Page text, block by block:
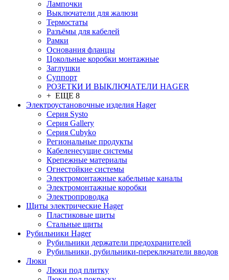
Лампочки
Выключатели для жалюзи
Термостаты
Разъёмы для кабелей
Рамки
Основания фланцы
Цокольные коробки монтажные
Заглушки
Суппорт
РОЗЕТКИ И ВЫКЛЮЧАТЕЛИ HAGER
+ ЕЩЕ 8
Электроустановочные изделия Hager
Серия Systo
Серия Gallery
Серия Cubyko
Региональные продукты
Кабеленесущие системы
Крепежные материалы
Огнестойкие системы
Электромонтажные кабельные каналы
Электромонтажные коробки
Электропроводка
Щиты электрические Hager
Пластиковые щиты
Стальные щиты
Рубильники Hager
Рубильники держатели предохранителей
Рубильники, рубильники-переключатели вводов
Люки
Люки под плитку